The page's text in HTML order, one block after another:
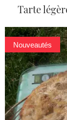
Tarte
Nouveautés